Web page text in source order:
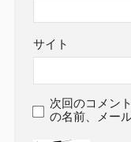
サイト
次回のコメン
の名前、メー